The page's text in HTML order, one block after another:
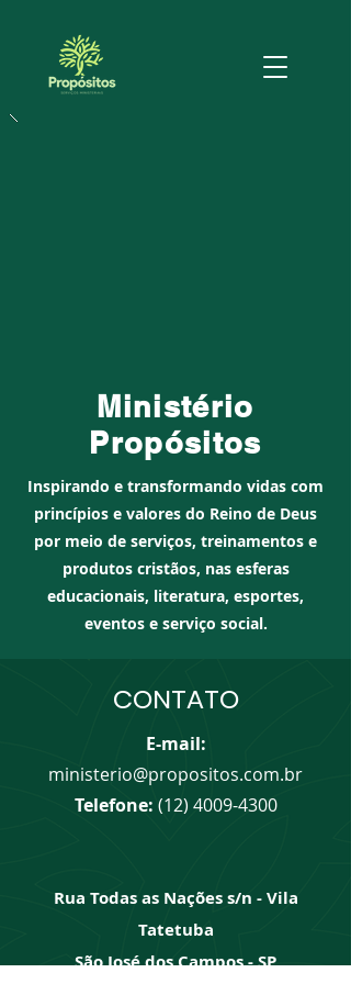
Ministério
Propósitos
Inspirando e transformando vidas com
princípios e valores do Reino de Deus
por meio de serviços, treinamentos e
produtos cristãos, nas esferas
educacionais, literatura, esportes,
eventos e serviço social.
CONTATO
E-mail:
ministerio@propositos.com.br
Telefone: (12) 4009-4300
Rua Todas as Nações s/n - Vila
Tatetuba
São José dos Campos - SP